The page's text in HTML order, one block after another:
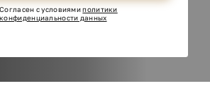
Cогласен с условиямиполитики
конфиденциальности данных